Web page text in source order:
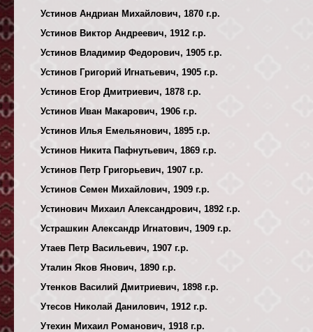
Устинов Андриан Михайлович, 1870 г.р.
Устинов Виктор Андреевич, 1912 г.р.
Устинов Владимир Федорович, 1905 г.р.
Устинов Григорий Игнатьевич, 1905 г.р.
Устинов Егор Дмитриевич, 1878 г.р.
Устинов Иван Макарович, 1906 г.р.
Устинов Илья Емельянович, 1895 г.р.
Устинов Никита Пафнутьевич, 1869 г.р.
Устинов Петр Григорьевич, 1907 г.р.
Устинов Семен Михайлович, 1909 г.р.
Устинович Михаил Александрович, 1892 г.р.
Устрашкин Александр Игнатович, 1909 г.р.
Утаев Петр Васильевич, 1907 г.р.
Уталин Яков Янович, 1890 г.р.
Утенков Василий Дмитриевич, 1898 г.р.
Утесов Николай Данилович, 1912 г.р.
Утехин Михаил Романович, 1918 г.р.